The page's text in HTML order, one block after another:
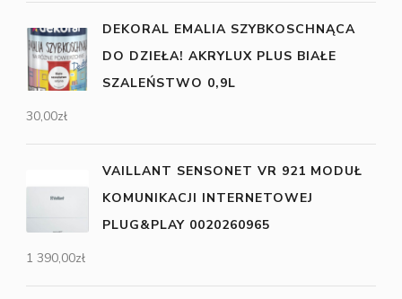
DEKORAL EMALIA SZYBKOSCHNĄCA
DO DZIEŁA! AKRYLUX PLUS BIAŁE
SZALEŃSTWO 0,9L
30,00zł
VAILLANT SENSONET VR 921 MODUŁ
KOMUNIKACJI INTERNETOWEJ
PLUG&PLAY 0020260965
1 390,00zł